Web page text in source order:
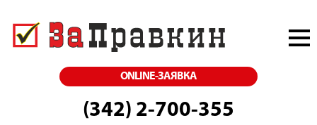
ONLINE-ЗАЯВКА
(342) 2-700-355